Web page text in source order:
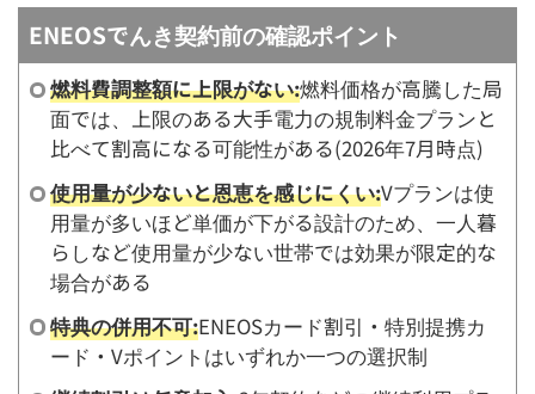
ENEOSでんき契約前の確認ポイント
燃料費調整額に上限がない:燃料価格が高騰した局
面では、上限のある大手電力の規制料金プランと
比べて割高になる可能性がある(2026年7月時点)
使用量が少ないと恩恵を感じにくい:Vプランは使
用量が多いほど単価が下がる設計のため、一人暮
らしなど使用量が少ない世帯では効果が限定的な
場合がある
特典の併用不可:ENEOSカード割引・特別提携カ
ード・Vポイントはいずれか一つの選択制